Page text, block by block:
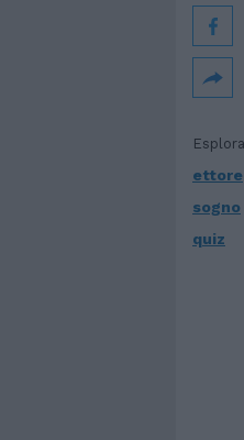
ettore
sogno
quiz